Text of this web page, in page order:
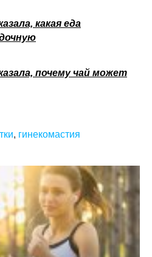
какая еда
почему чай может
, гинекомастия